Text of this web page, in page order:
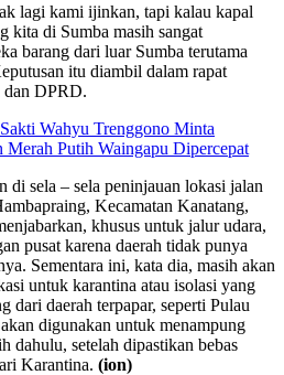
lagi kami ijinkan, tapi kalau kapal
kita di Sumba masih sangat
barang dari luar Sumba terutama
itu diambil dalam rapat
dan DPRD.
Wahyu Trenggono Minta
Putih Waingapu Dipercepat
sela – sela peninjauan lokasi jalan
Kecamatan Kanatang,
khusus untuk jalur udara,
pusat karena daerah tidak punya
Sementara ini, kata dia, masih akan
untuk karantina atau isolasi yang
dari daerah terpapar, seperti Pulau
digunakan untuk menampung
dahulu, setelah dipastikan bebas
Karantina. (ion)